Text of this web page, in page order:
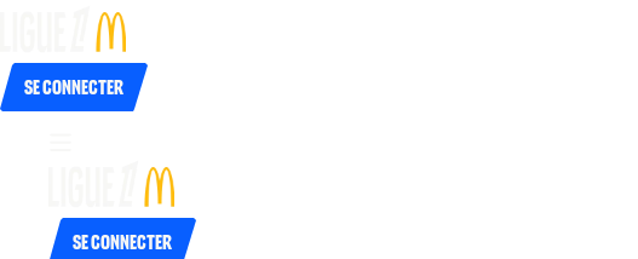
Se connecter
Se connecter